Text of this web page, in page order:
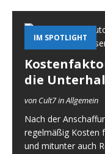
IM SPOTLIGHT
die
von Cult7 in Allgemein
Nach der
regelmäßig Kosten
und mitunter auch